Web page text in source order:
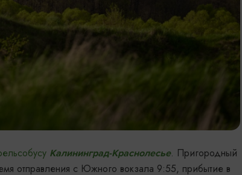
Калининград-Краснолесье. Пригородный
отправления с Южного вокзала 9:55, прибытие в